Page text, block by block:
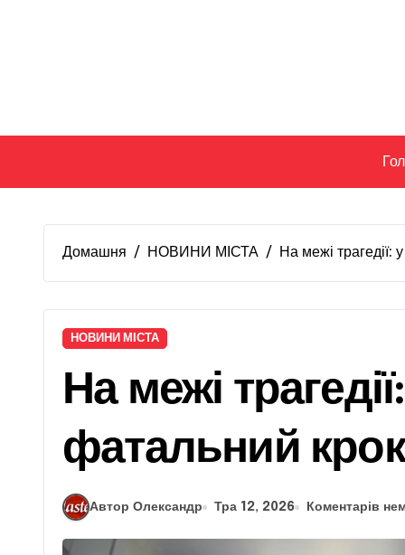
Домашня НОВИНИ МІСТА На межі трагедії:
НОВИНИ МІСТА
На межі
фатальний крок
Автор Олександр Тра 12, 2026 Коментарів